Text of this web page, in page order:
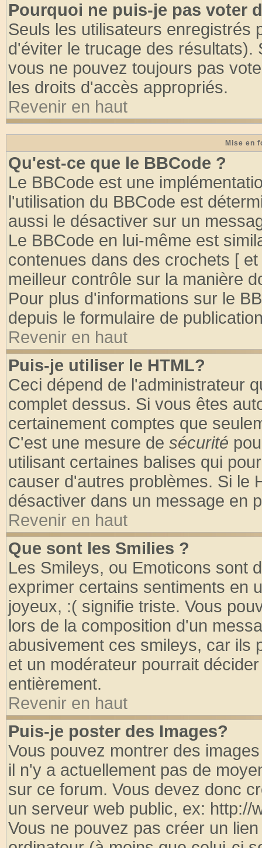
Pourquoi ne puis-je pas voter
Seuls les utilisateurs enregistrés
d'éviter le trucage des
vous ne pouvez toujours pas
les droits d'accès appropriés.
Revenir en haut
Mise en
Qu'est-ce que le BBCode ?
Le BBCode est une
l'utilisation du BBCode est
aussi le désactiver sur un
Le BBCode en lui-même est
contenues dans des crochets [
meilleur contrôle sur la manière
Pour plus d'informations sur le
depuis le formulaire de
Revenir en haut
Puis-je utiliser le HTML?
Ceci dépend de l'administrateur
complet dessus. Si vous êtes
certainement comptes que
C'est une mesure de sécurité
utilisant certaines balises qui
causer d'autres problèmes. Si le
désactiver dans un message en
Revenir en haut
Que sont les Smilies ?
Les Smileys, ou Emoticons sont
exprimer certains sentiments en
joyeux, :( signifie triste. Vous
lors de la composition d'un
abusivement ces smileys, car ils
et un modérateur pourrait
entièrement.
Revenir en haut
Puis-je poster des Images?
Vous pouvez montrer des
il n'y a actuellement pas de
sur ce forum. Vous devez donc
un serveur web public, ex: http://
Vous ne pouvez pas créer un